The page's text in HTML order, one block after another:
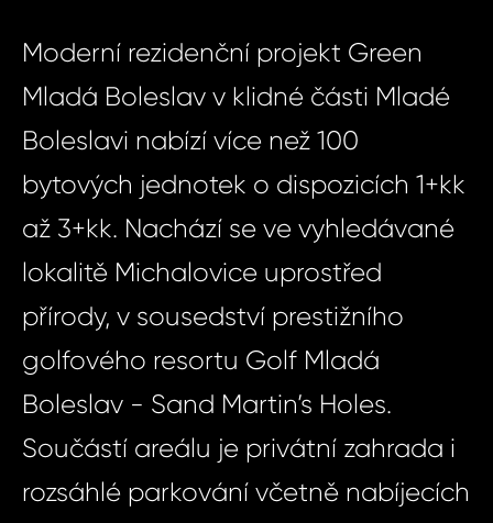
Moderní rezidenční projekt Green
Mladá Boleslav v klidné části Mladé
Boleslavi nabízí více než 100
bytových jednotek o dispozicích 1+kk
až 3+kk. Nachází se ve vyhledávané
lokalitě Michalovice uprostřed
přírody, v sousedství prestižního
golfového resortu Golf Mladá
Boleslav - Sand Martin’s Holes.
Součástí areálu je privátní zahrada i
rozsáhlé parkování včetně nabíjecích